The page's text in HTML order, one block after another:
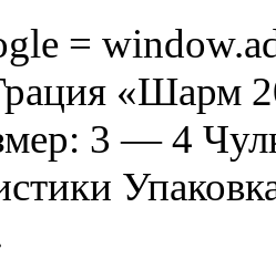
=
«Шарм
3 — 4